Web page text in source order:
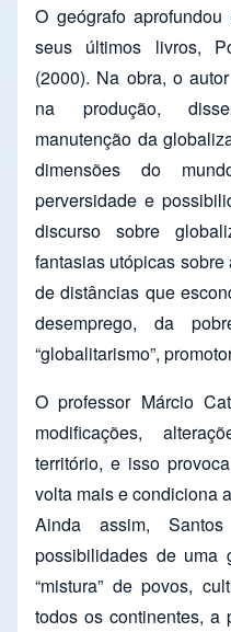
O geógrafo
seus últimos livros,
(2000). Na obra, o
na produção,
manutenção da
dimensões do
perversidade e
discurso sobre
fantasias utópicas
de distâncias que
desemprego, da
“globalitarismo”,
O professor Márcio
modificações,
território, e isso
volta mais e condiciona
Ainda assim,
possibilidades de uma
“mistura” de povos,
todos os continentes, a